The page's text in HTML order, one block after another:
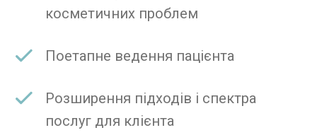
косметичних проблем
Поетапне ведення пацієнта
Розширення підходів і спектра
послуг для клієнта